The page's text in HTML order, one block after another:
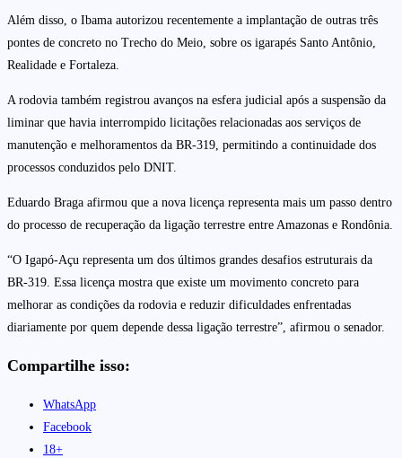
Além disso, o Ibama autorizou recentemente a implantação de outras três
pontes de concreto no Trecho do Meio, sobre os igarapés Santo Antônio,
Realidade e Fortaleza.
A rodovia também registrou avanços na esfera judicial após a suspensão da
liminar que havia interrompido licitações relacionadas aos serviços de
manutenção e melhoramentos da BR-319, permitindo a continuidade dos
processos conduzidos pelo DNIT.
Eduardo Braga afirmou que a nova licença representa mais um passo dentro
do processo de recuperação da ligação terrestre entre Amazonas e Rondônia.
“O Igapó-Açu representa um dos últimos grandes desafios estruturais da
BR-319. Essa licença mostra que existe um movimento concreto para
melhorar as condições da rodovia e reduzir dificuldades enfrentadas
diariamente por quem depende dessa ligação terrestre”, afirmou o senador.
Compartilhe isso:
WhatsApp
Facebook
18+